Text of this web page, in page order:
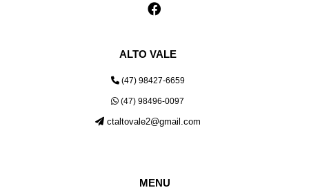
ALTO VALE
(47) 98427-6659
(47) 98496-0097
ctaltovale2@gmail.com
MENU